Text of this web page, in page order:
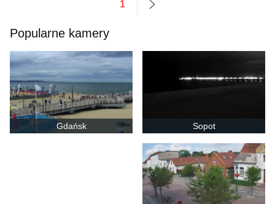
1
Popularne kamery
Gdańsk Sopot